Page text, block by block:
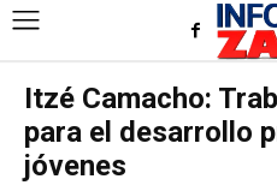
Itzé Camacho:
para el desarrollo
jóvenes